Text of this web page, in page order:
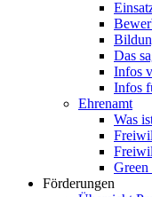
Das
Infos
Infos
Ehrenamt
Was
Förderungen